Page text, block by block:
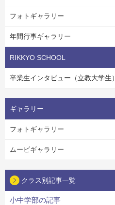
フォトギャラリー
年間行事ギャラリー
RIKKYO SCHOOL
卒業生インタビュー（立教大学生）
ギャラリー
フォトギャラリー
ムービギャラリー
クラス別記事一覧
小中学部の記事